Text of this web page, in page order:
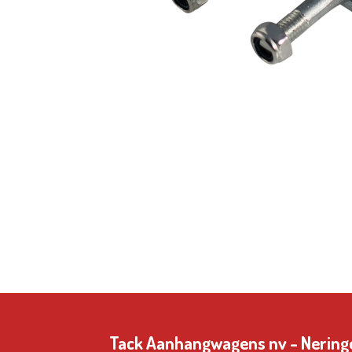
Tack Aanhangwagens nv